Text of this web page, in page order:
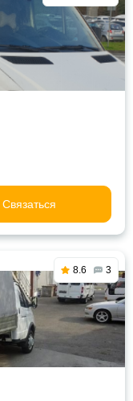
Связаться
8.6 3